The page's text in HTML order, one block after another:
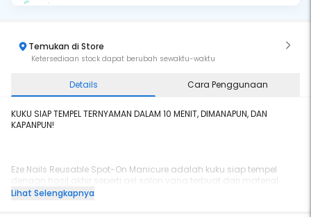
Temukan di Store
Ketersediaan stock dapat berubah sewaktu-waktu
Details Cara Penggunaan
KUKU SIAP TEMPEL TERNYAMAN DALAM 10 MENIT, DIMANAPUN, DAN
KAPANPUN!
Eze Nails Reusable Spot-On Manicure adalah kuku siap tempel
dengan hasil akhir seperti gel salon yang terbuat dari material
super ringan, dan bisa dipakai kembali hingga 2-3x pemakaian
Lihat Selengkapnya